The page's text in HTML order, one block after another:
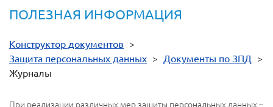
ПОЛЕЗНАЯ ИНФОРМАЦИЯ
Конструктор документов >
Защита персональных данных > Документы по ЗПД >
Журналы
При реализации различных мер защиты персональных данных –